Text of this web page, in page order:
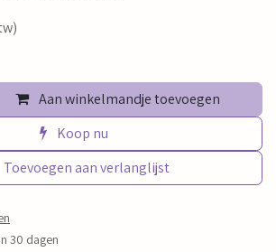
Aan winkelmandje toevoegen
Koop nu
Toevoegen aan verlanglijst
30 dagen